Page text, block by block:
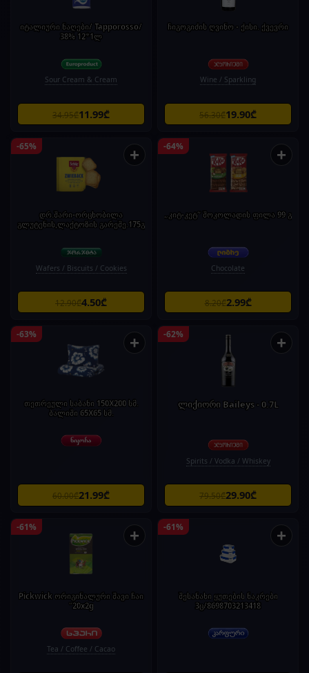
იტალიური ნაღები/ Tapporosso/
38% 12*1ლ
Sour Cream & Cream
34.95₾11.99₾
ჩიგოგიძის ღვინო - ქისი. ქვევრი
Wine / Sparkling
56.30₾19.90₾
-65% +
დრ.შარი-ორცხობილა
გლუტენის,ლაქტოზის გარეშე.175გ
Wafers / Biscuits / Cookies
12.90₾4.50₾
-64% +
„კიტ-კეტ“ შოკოლადის ფილა 99 გ
Chocolate
8.20₾2.99₾
-63% +
თეთრეული საბანი 150X200 სმ.
ბალიში 65X65 სმ.
60.00₾21.99₾
-62% +
ლიქიორი Baileys - 0.7L
Spirits / Vodka / Whiskey
79.50₾29.90₾
-61% +
Pickwick ორიგინალური შავი ჩაი
"20x2g
Tea / Coffee / Cacao
-61% +
შესანახი ყუთების ნაკრები
3ც/8698703213418